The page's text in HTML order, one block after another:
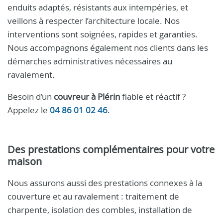
enduits adaptés, résistants aux intempéries, et
veillons à respecter l’architecture locale. Nos
interventions sont soignées, rapides et garanties.
Nous accompagnons également nos clients dans les
démarches administratives nécessaires au
ravalement.
Besoin d’un couvreur à Plérinfiable et réactif ?
Appelez le 04 86 01 02 46.
Des prestations complémentaires pour votre
maison
Nous assurons aussi des prestations connexes à la
couverture et au ravalement : traitement de
charpente, isolation des combles, installation de